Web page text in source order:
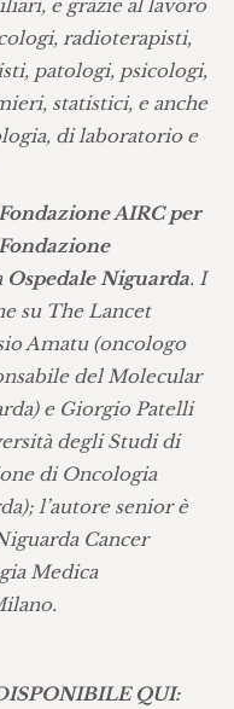
e grazie al lavoro
radioterapisti,
patologi, psicologi,
statistici, e anche
di laboratorio e
AIRC per
Ospedale Niguarda. I
su The Lancet
Amatu (oncologo
del Molecular
e Giorgio Patelli
degli Studi di
di Oncologia
l’autore senior è
Cancer
Medica
QUI: